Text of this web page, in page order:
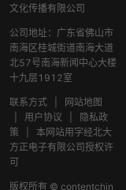
文化传播有限公司
公司地址：广东省佛山市
南海区桂城街道南海大道
北57号南海新闻中心大楼
十九层1912室
联系方式
网站地图
用户协议
隐私政
策
本网站用字经北大
方正电子有限公司授权许
可
版权所有 © contentchin